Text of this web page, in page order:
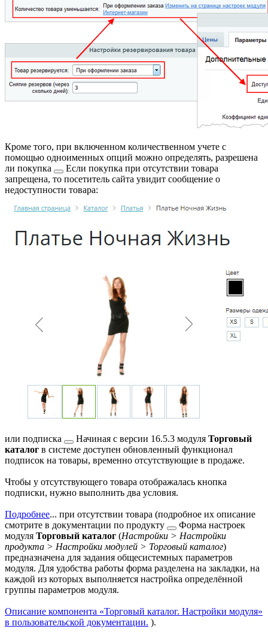
Кроме того, при включенном количественном учете с
помощью одноименных опций можно определять, разрешена
ли покупка
Если покупка при отсутствии товара
запрещена, то посетитель сайта увидит сообщение о
недоступности товара:
или подписка Начиная с версии 16.5.3 модуля Торговый
каталог в системе доступен обновленный функционал
подписок на товары, временно отсутствующие в продаже.
Чтобы у отсутствующего товара отображалась кнопка
подписки, нужно выполнить два условия.
Подробнее... при отсутствии товара (подробное их описание
смотрите в документации по продукту
Форма настроек
модуля Торговый каталог (Настройки > Настройки
продукта > Настройки модулей > Торговый каталог)
предназначена для задания общесистемных параметров
модуля. Для удобства работы форма разделена на закладки, на
каждой из которых выполняется настройка определённой
группы параметров модуля.
Описание компонента «Торговый каталог. Настройки модуля»
в пользовательской документации. ).